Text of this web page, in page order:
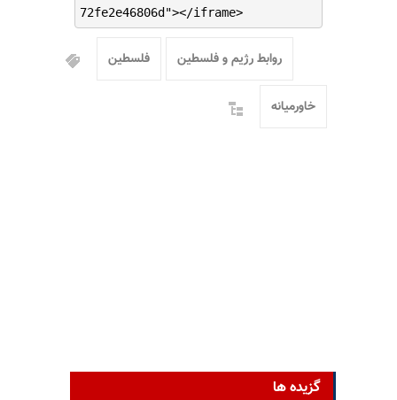
72fe2e46806d"></iframe>
روابط رژیم و فلسطین فلسطین
خاورمیانه
گزیده ها